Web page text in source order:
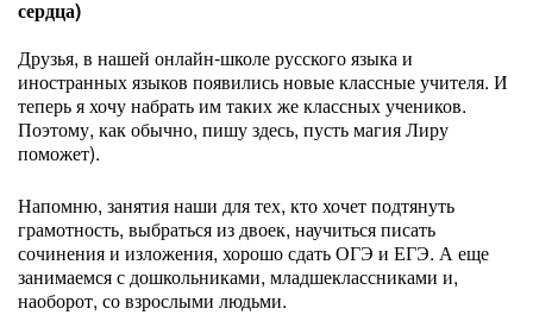
сердца)
Друзья, в нашей онлайн-школе русского языка и
иностранных языков появились новые классные учителя. И
теперь я хочу набрать им таких же классных учеников.
Поэтому, как обычно, пишу здесь, пусть магия Лиру
поможет).
Напомню, занятия наши для тех, кто хочет подтянуть
грамотность, выбраться из двоек, научиться писать
сочинения и изложения, хорошо сдать ОГЭ и ЕГЭ. А еще
занимаемся с дошкольниками, младшеклассниками и,
наоборот, со взрослыми людьми.